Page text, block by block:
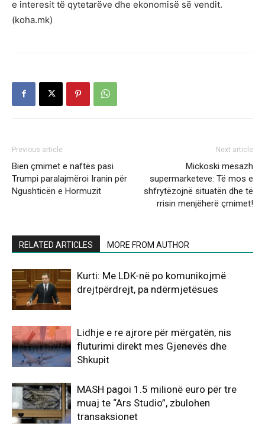
e interesit të qytetarëve dhe ekonomisë së vendit.
(koha.mk)
Previous article
Bien çmimet e naftës pasi
Trumpi paralajmëroi Iranin për
Ngushticën e Hormuzit
Next article
Mickoski mesazh
supermarketeve: Të mos e
shfrytëzojnë situatën dhe të
rrisin menjëherë çmimet!
RELATED ARTICLES MORE FROM AUTHOR
Kurti: Me LDK-në po komunikojmë
drejtpërdrejt, pa ndërmjetësues
Lidhje e re ajrore për mërgatën, nis
fluturimi direkt mes Gjenevës dhe
Shkupit
MASH pagoi 1.5 milionë euro për tre
muaj te “Ars Studio”, zbulohen
transaksionet